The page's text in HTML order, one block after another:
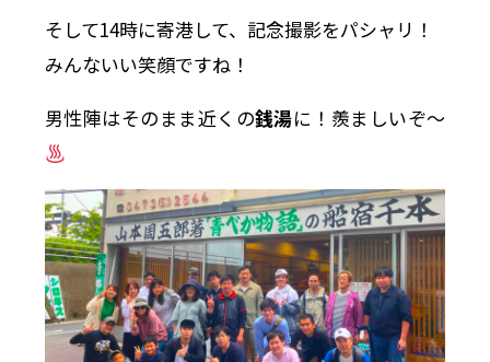
そして14時に寄港して、記念撮影をパシャリ！
みんないい笑顔ですね！
男性陣はそのまま近くの銭湯に！羨ましいぞ〜